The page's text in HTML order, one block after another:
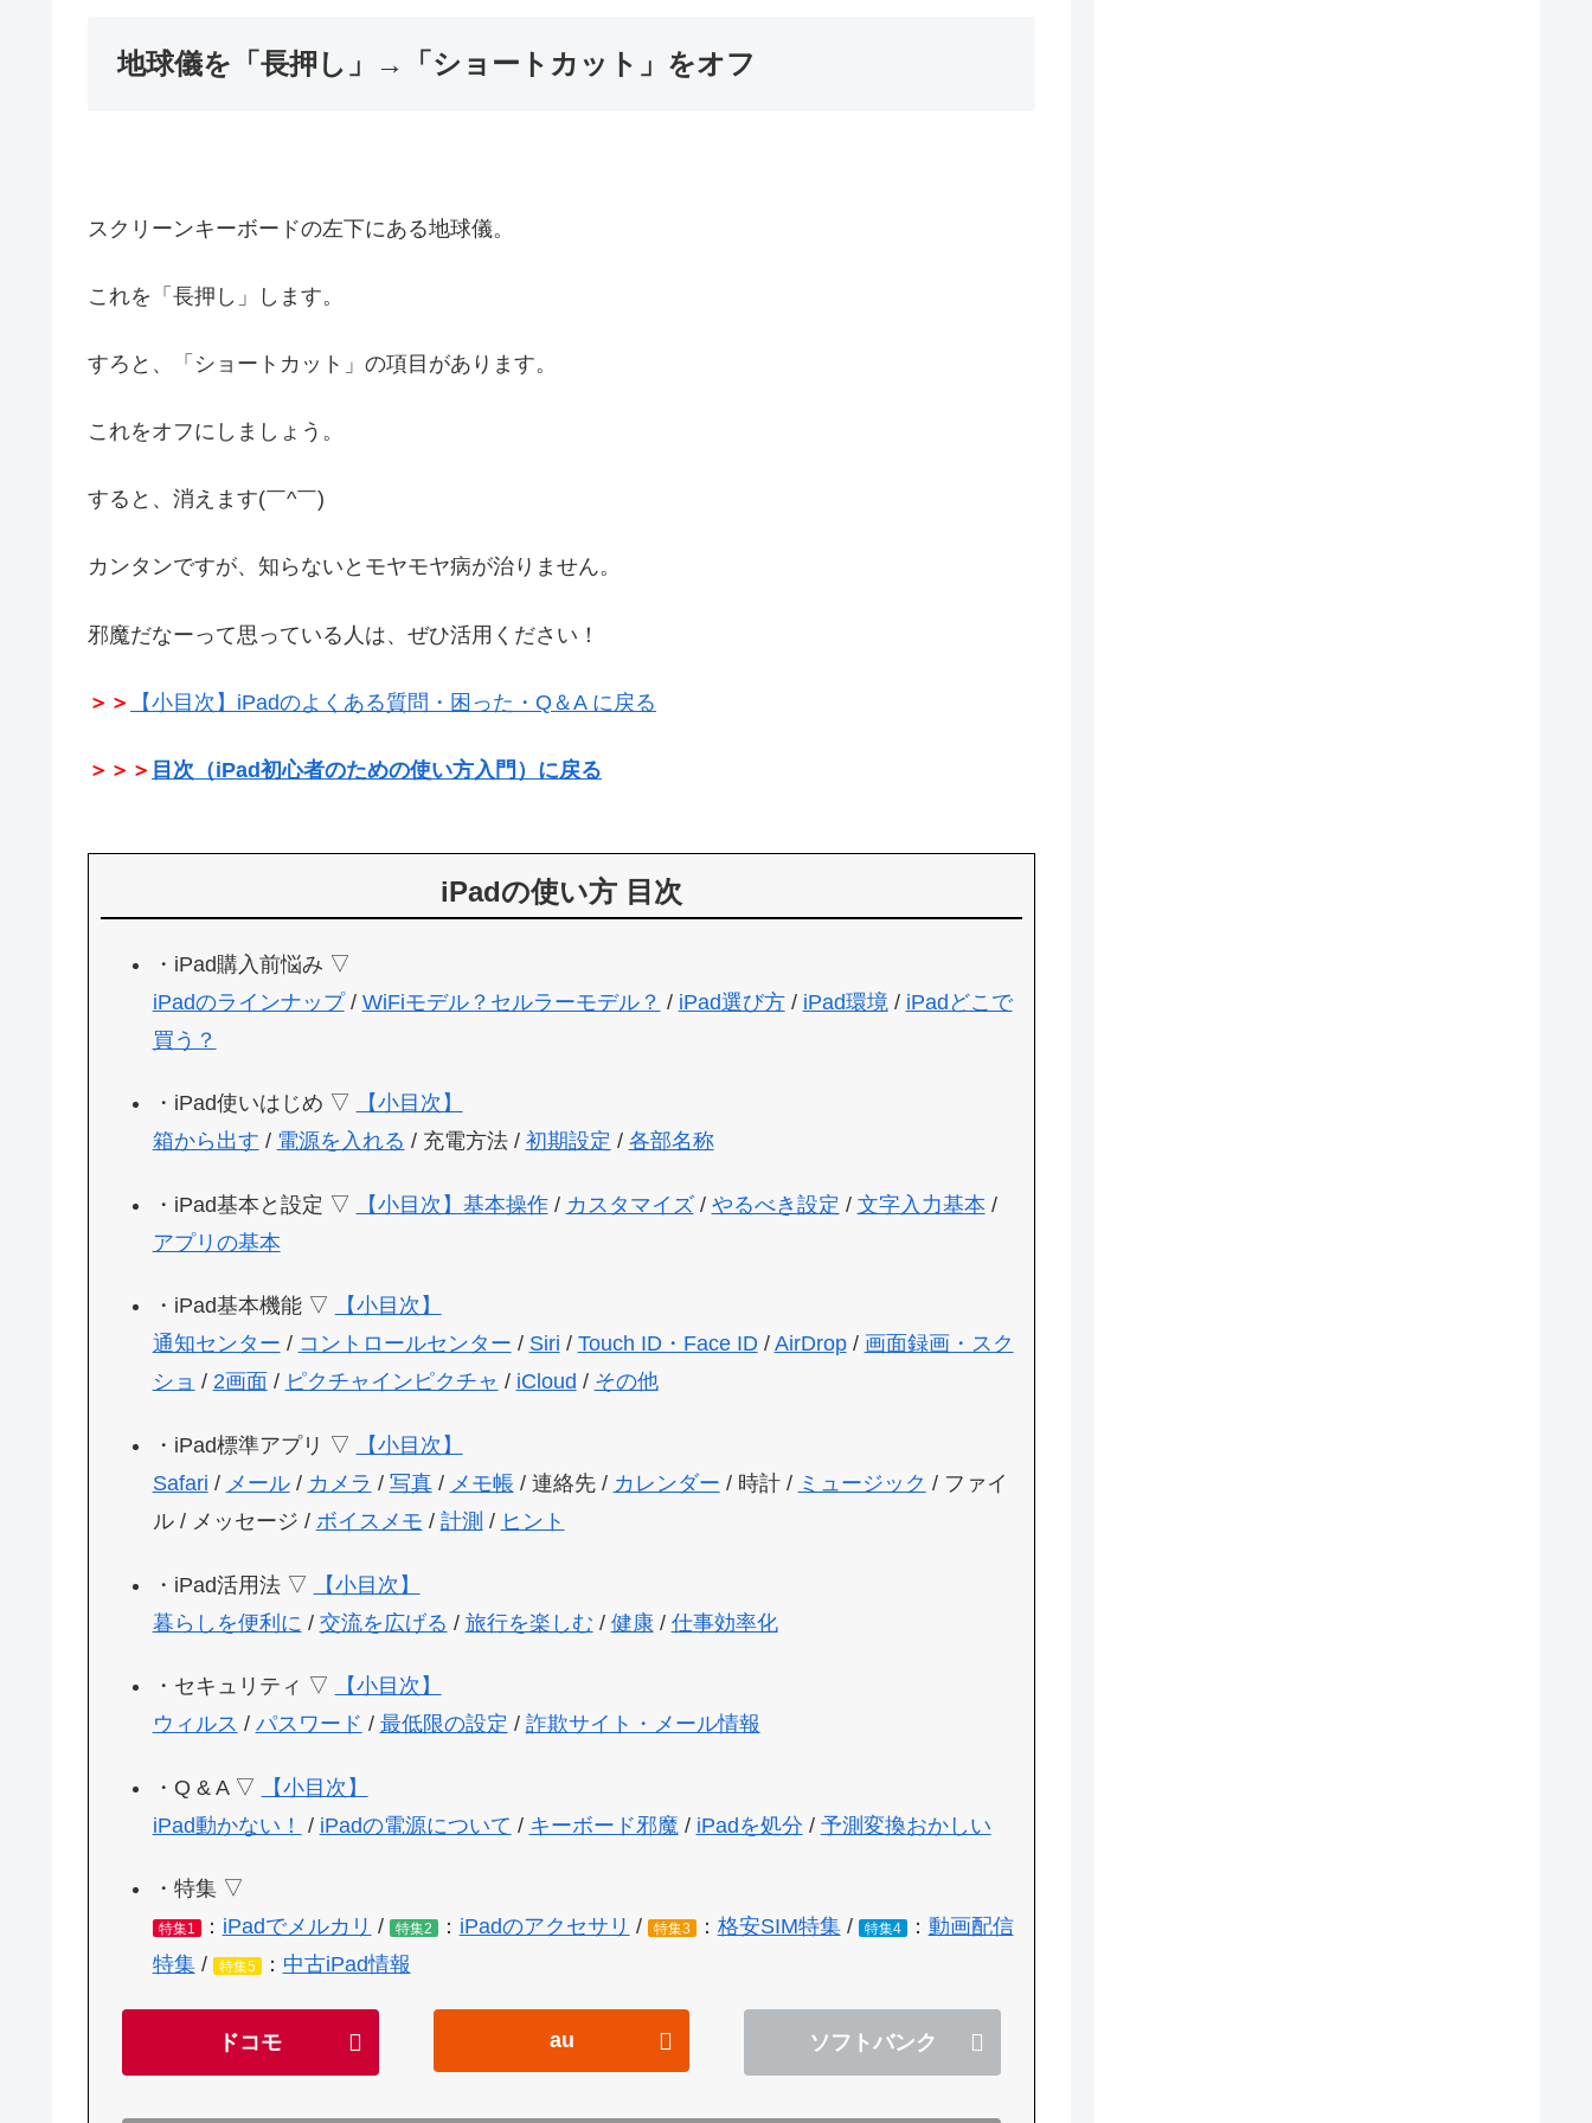
地球儀を「長押し」→「ショートカット」をオフ
スクリーンキーボードの左下にある地球儀。
これを「長押し」します。
すろと、「ショートカット」の項目があります。
これをオフにしましょう。
すると、消えます(￣^￣)ゞ
カンタンですが、知らないとモヤモヤ病が治りません。
邪魔だなーって思っている人は、ぜひ活用ください！
＞＞ 【小目次】iPadのよくある質問・困った・Q＆A に戻る
＞＞＞ 目次（iPad初心者のための使い方入門）に戻る
iPadの使い方 目次
・iPad購入前悩み ▽
iPadのラインナップ/ WiFiモデル？セルラーモデル？ / iPad選び方/ iPad環境/ iPadどこで
買う？
・iPad使いはじめ ▽
【小目次】
箱から出す / 電源を入れる / 充電方法 / 初期設定 / 各部名称
・iPad基本と設定 ▽ 【小目次】 基本操作/ カスタマイズ/ やるべき設定 / 文字入力基本 /
アプリの基本
・iPad基本機能 ▽
【小目次】
通知センター / コントロールセンター / Siri / Touch ID・Face ID/ AirDrop/ 画面録画・スク
ショ / 2画面 / ピクチャインピクチャ / iCloud / その他
・iPad標準アプリ ▽
【小目次】
Safari / メール/ カメラ / 写真/ メモ帳 / 連絡先 / カレンダー / 時計 / ミュージック / ファイ
ル / メッセージ / ボイスメモ / 計測 / ヒント
・iPad活用法 ▽
【小目次】
暮らしを便利に / 交流を広げる / 旅行を楽しむ / 健康/ 仕事効率化
・セキュリティ ▽
【小目次】
ウィルス / パスワード / 最低限の設定 / 詐欺サイト・メール情報
・Q & A ▽
【小目次】
iPad動かない！
/ iPadの電源について / キーボード邪魔 / iPadを処分 / 予測変換おかしい
・特集 ▽
特集1 ： iPadでメルカリ / 特集2 ： iPadのアクセサリ / 特集3 ： 格安SIM特集/ 特集4 ： 動画配信
特集/ 特集5 ： 中古iPad情報
ドコモ au ソフトバンク